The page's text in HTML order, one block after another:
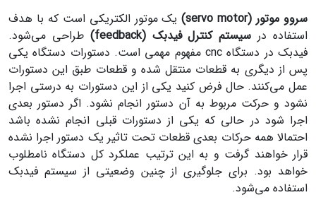
سروو موتور (servo motor)
یک موتور الکتریکی است که با هدف
استفاده در سیستم کنترل فیدبک (feedback)
طراحی می‌شود.
فیدبک در دستگاه cnc مفهوم مهمی است. دستورات دستگاه یکی
پس از دیگری به قطعات منتقل شده و قطعات طبق این دستورات
عمل می‌کنند. حال فرض کنید یکی از این دستورات به درستی اجرا
نشود و حرکت مربوط به آن دستور انجام نشود. اگر دستور بعدی
اجرا شود در حالی که یکی از دستورات قبلی انجام نشده باشد
احتمالا همه حرکات بعدی قطعات تحت تاثیر یک دستور اجرا نشده
قرار خواهند گرفت و به این ترتیب عملکرد کل دستگاه نامطلوب
خواهد بود. برای جلوگیری از چنین وضعیتی از سیستم فیدبک
استفاده می‌شود.